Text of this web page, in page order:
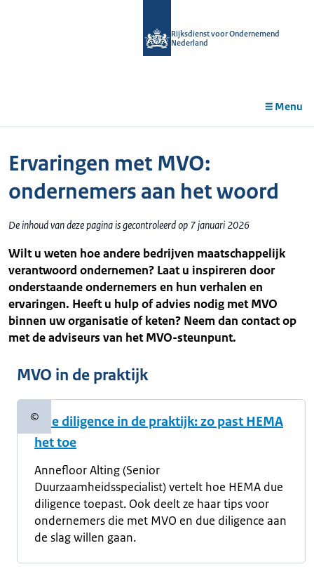
Rijksdienst voor Ondernemend
Nederland
Menu
Ervaringen met MVO:
ondernemers aan het woord
De inhoud van deze pagina is gecontroleerd op 7 januari 2026
Wilt u weten hoe andere bedrijven maatschappelijk
verantwoord ondernemen? Laat u inspireren door
onderstaande ondernemers en hun verhalen en
ervaringen. Heeft u hulp of advies nodig met MVO
binnen uw organisatie of keten? Neem dan contact op
met de adviseurs van het MVO-steunpunt.
MVO in de praktijk
©Copyrightinformatie
Due diligence in de praktijk: zo past HEMA
het toe
Annefloor Alting (Senior
Duurzaamheidsspecialist) vertelt hoe HEMA due
diligence toepast. Ook deelt ze haar tips voor
ondernemers die met MVO en due diligence aan
de slag willen gaan.